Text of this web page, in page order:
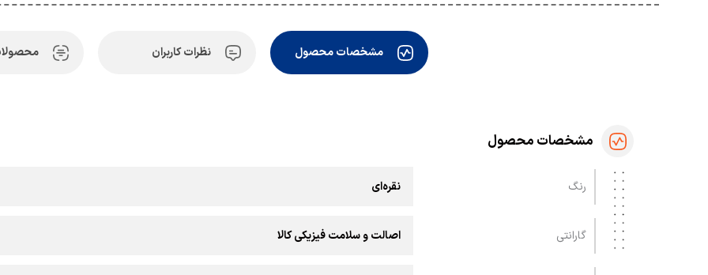
مشخصات محصول نظرات کاربران
مشخصات محصول
رنگ نقره‌ای
گارانتی اصالت و سلامت فیزیکی کالا